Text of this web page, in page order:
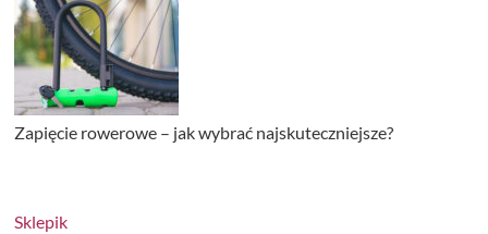
Zapięcie rowerowe – jak wybrać najskuteczniejsze?
Sklepik